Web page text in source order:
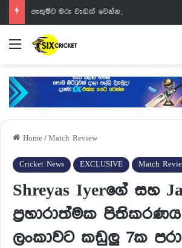
පැතුම්ට මරු වැඩක් වෙන්නයි යන්නේ
Menu
Home / Match Review
Cricket News EXCLUSIVE Match
Shreyas Iyerගේ සහ
ප්‍රහාරාත්මක පිතිකරණය
ලංකාවට කඩුලු 7ක